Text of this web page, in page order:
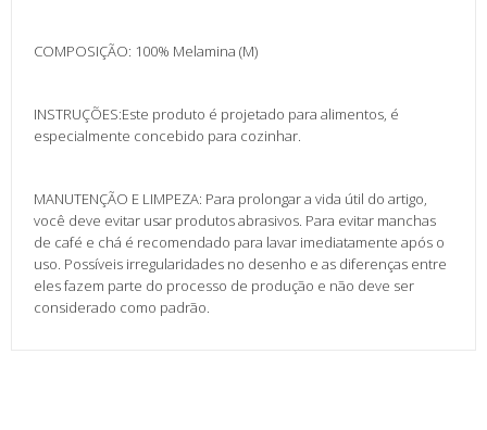
COMPOSIÇÃO: 100% Melamina (M)
INSTRUÇÕES:Este produto é projetado para alimentos, é
especialmente concebido para cozinhar.
MANUTENÇÃO E LIMPEZA: Para prolongar a vida útil do artigo,
você deve evitar usar produtos abrasivos. Para evitar manchas
de café e chá é recomendado para lavar imediatamente após o
uso. Possíveis irregularidades no desenho e as diferenças entre
eles fazem parte do processo de produção e não deve ser
considerado como padrão.